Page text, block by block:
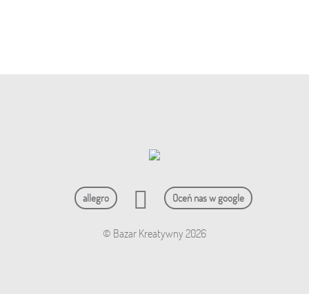
allegro Oceń nas w google
© Bazar Kreatywny 2026